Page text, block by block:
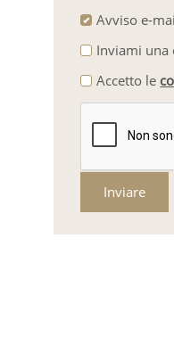
Avviso e-
Inviami una
Accetto le
Inviare